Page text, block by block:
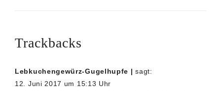
Trackbacks
Lebkuchengewürz-Gugelhupfe | sagt:
12. Juni 2017 um 15:13 Uhr